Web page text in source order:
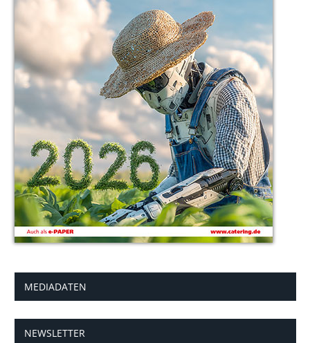
MEDIADATEN
NEWSLETTER